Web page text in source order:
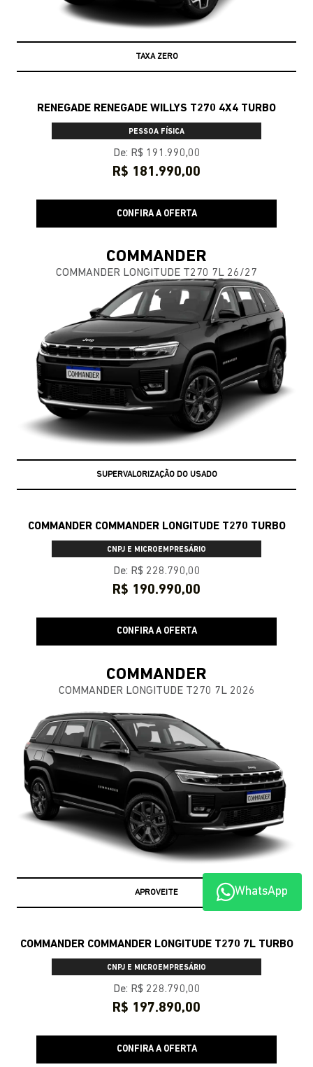
SUPERVALORIZAÇÃO DO USADO
RENEGADE RENEGADE WILLYS T270 4X4 TURBO
PESSOA FÍSICA
De: R$ 191.990,00
R$ 181.990,00
CONFIRA A OFERTA
COMMANDER
COMMANDER LONGITUDE T270 7L 26/27
SUPERVALORIZAÇÃO DO USADO
COMMANDER COMMANDER LONGITUDE T270 TURBO
CNPJ E MICROEMPRESÁRIO
De: R$ 228.790,00
R$ 190.990,00
CONFIRA A OFERTA
COMMANDER
COMMANDER LONGITUDE T270 7L 2026
APROVEITE
COMMANDER COMMANDER LONGITUDE T270 7L TURBO
CNPJ E MICROEMPRESÁRIO
De: R$ 228.790,00
R$ 197.890,00
CONFIRA A OFERTA
WhatsApp